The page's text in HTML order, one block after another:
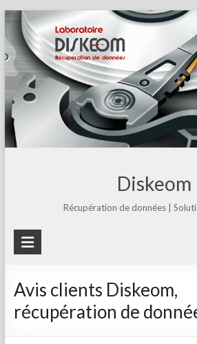
Skip
to
content
Diskeom
Récupération de données |
Avis clients Diskeom,
récupération de